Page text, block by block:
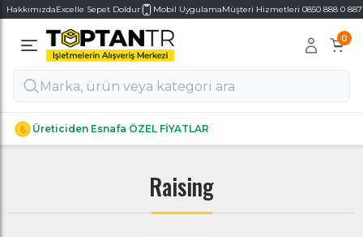
HakkımızdaExcelle Sepet Doldur Mobil UygulamaMüşteri Hizmetleri 0850 888 0 887
0
Üreticiden Esnafa ÖZEL FİYATLAR
Alt Kategoriler
Alt Kategoriler
Raising